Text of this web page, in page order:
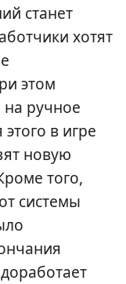
станет
хотят
этом
ручное
в игре
новую
того,
системы